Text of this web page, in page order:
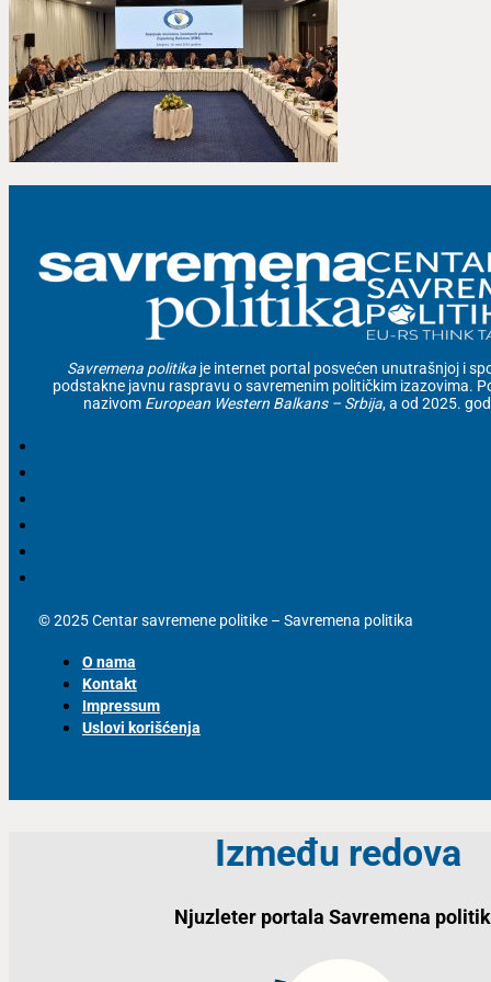
Savremena politika je internet portal posvećen unutrašnjoj i
podstakne javnu raspravu o savremenim političkim izazovima.
nazivom European Western Balkans – Srbija, a od 2025.
© 2025 Centar savremene politike – Savremena politika
O nama
Kontakt
Impressum
Uslovi korišćenja
Između redova
Njuzleter portala Savremena